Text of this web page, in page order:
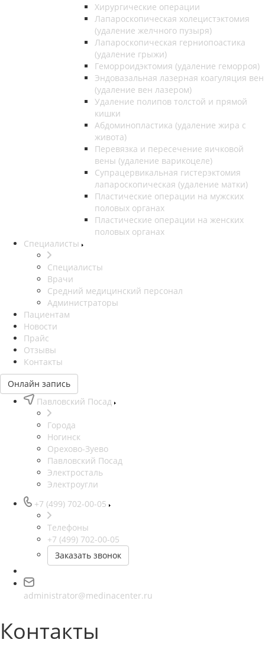
Хирургические операции
Лапароскопическая холецистэктомия
(удаление желчного пузыря)
Лапароскопическая герниопоастика
(удаление грыжи)
Геморроидэктомия (удаление геморроя)
Эндовазальная лазерная коагуляция вен
(удаление вен лазером)
Удаление полипов толстой и прямой
кишки
Абдоминопластика (удаление жира с
живота)
Перевязка и пересечение яичковой
вены (удаление варикоцеле)
Супрацервикальная гистерэктомия
лапароскопическая (удаление матки)
Пластические операции на мужских
половых органах
Пластические операции на женских
половых органах
Специалисты
Специалисты
Врачи
Средний медицинский персонал
Администраторы
Пациентам
Новости
Прайс
Отзывы
Контакты
Онлайн запись
Павловский Посад
Города
Ногинск
Орехово-Зуево
Павловский Посад
Электросталь
Электроугли
+7 (499) 702-00-05
Телефоны
+7 (499) 702-00-05
Заказать звонок
administrator@medinacenter.ru
Контакты